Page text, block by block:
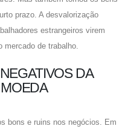
prazo. A desvalorização
estrangeiros virem
mercado de trabalho.
DA
bons e ruins nos negócios. Em